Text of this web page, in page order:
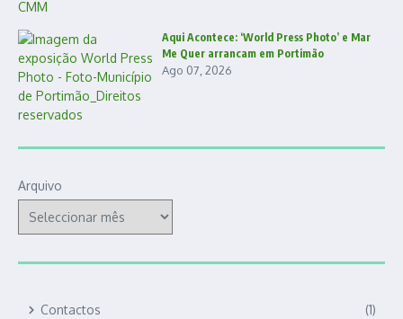
Aqui Acontece: ‘World Press Photo’ e Mar
Me Quer arrancam em Portimão
Ago 07, 2026
Arquivo
Contactos (1)